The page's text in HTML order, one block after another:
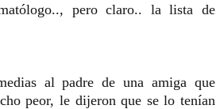
pero claro.. la lista de
al padre de una amiga que
peor, le dijeron que se lo tenían